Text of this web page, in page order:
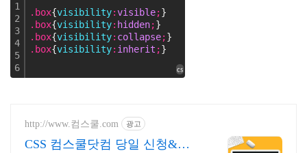
1
2
3
4
5
6
.box{visibility:visible;}
.box{visibility: hidden;}
.box{visibility: collapse;}
.box{visibility: inherit ;}
cs
http://www.컴스쿨.com 광고
CSS 컴스쿨닷컴 당일 신청&결